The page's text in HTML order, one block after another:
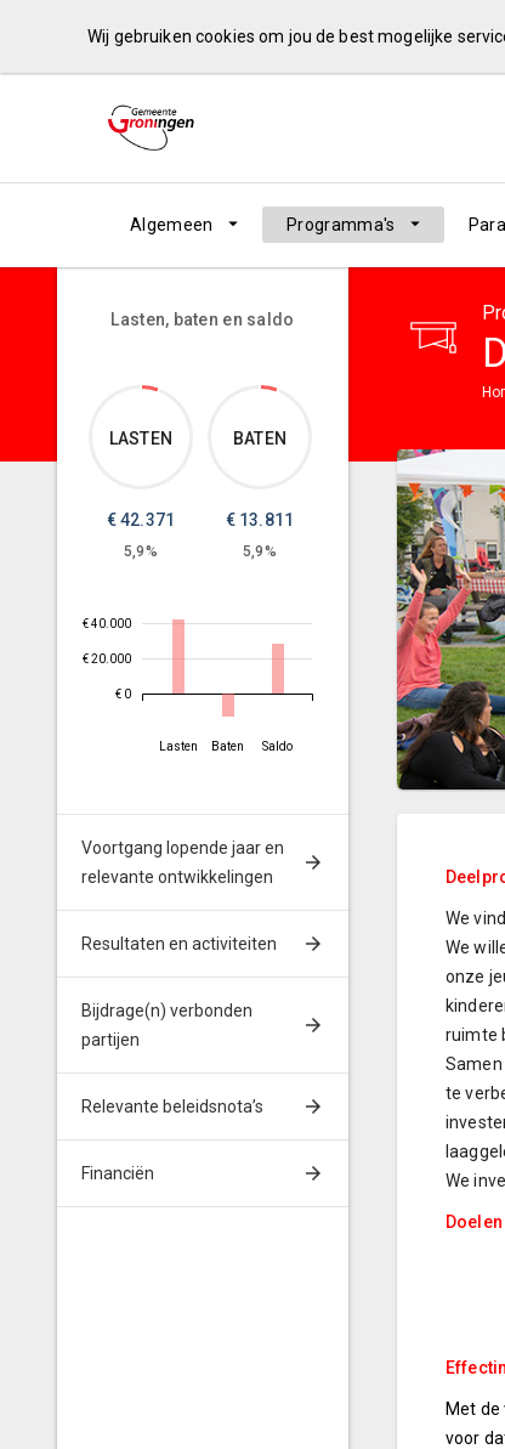
Wij gebruiken cookies om jou de best mogelijke
Algemeen Programma's
Voortgang lopende jaar en
relevante ontwikkelingen
Resultaten en activiteiten
Bijdrage(n) verbonden
partijen
Relevante beleidsnota’s
Financiën
We
We
onze
ruimte
te
We
Met
voor
Lasten, baten en saldo
LASTEN
€42.371
5,9%
BATEN
€ 13.811
5,9%
€ 0
€ 20.000
€ 40.000
Lasten Baten Saldo